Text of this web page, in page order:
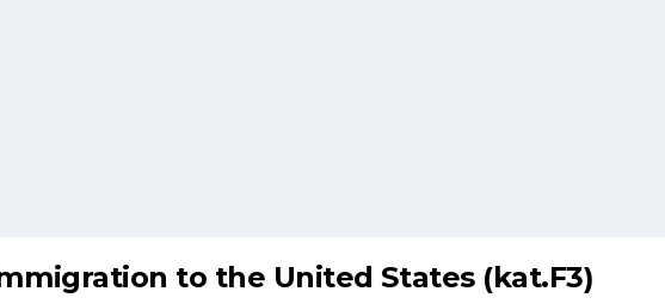
to the United States (kat.F3)